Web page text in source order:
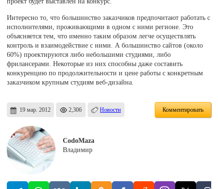
Интересно то, что большинство заказчиков предпочитают работать с
исполнителями, проживающими в одном с ними регионе. Это
объясняется тем, что именно таким образом легче осуществлять
контроль и взаимодействие с ними. А большинство сайтов (около
60%) проектируются либо небольшими студиями, либо
фрилансерами. Некоторые из них способны даже составить
конкуренцию по продолжительности и цене работы с конкретным
заказчиком крупным студиям веб-дизайна.
19 мар. 2012 2,306 Новости Комментировать
CodoMaza
Владимир